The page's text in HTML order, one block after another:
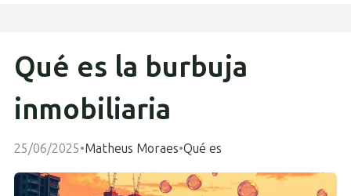
Qué es la burbuja
inmobiliaria
25/06/2025•Matheus Moraes•Qué es